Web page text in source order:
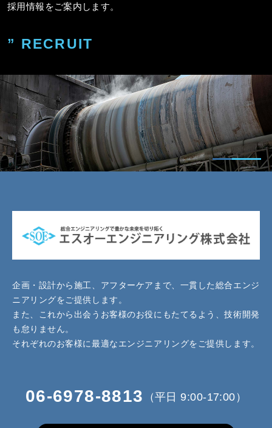
採用情報をご案内します。
” RECRUIT
企画・設計から施工、アフターケアまで、一貫した総合エンジ
ニアリングをご提供します。
また、これから出会うお客様のお役にもたてるよう、技術開発
も怠りません。
それぞれのお客様に最適なエンジニアリングをご提供します。
06-6978-8813 （平日 9:00-17:00）